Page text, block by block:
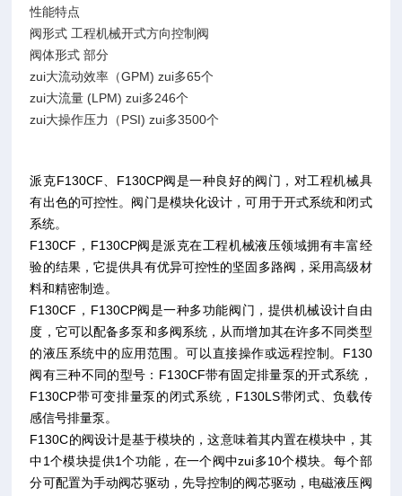
性能特点
阀形式 工程机械开式方向控制阀
阀体形式 部分
zui大流动效率（GPM) zui多65个
zui大流量 (LPM) zui多246个
zui大操作压力（PSI) zui多3500个
派克F130CF、F130CP阀是一种良好的阀门，对工程机械具
有出色的可控性。阀门是模块化设计，可用于开式系统和闭式
系统。
F130CF，F130CP阀是派克在工程机械液压领域拥有丰富经
验的结果，它提供具有优异可控性的坚固多路阀，采用高级材
料和精密制造。
F130CF，F130CP阀是一种多功能阀门，提供机械设计自由
度，它可以配备多泵和多阀系统，从而增加其在许多不同类型
的液压系统中的应用范围。可以直接操作或远程控制。F130
阀有三种不同的型号：F130CF带有固定排量泵的开式系统，
F130CP带可变排量泵的闭式系统，F130LS带闭式、负载传
感信号排量泵。
F130C的阀设计是基于模块的，这意味着其内置在模块中，其
中1个模块提供1个功能，在一个阀中zui多10个模块。每个部
分可配置为手动阀芯驱动，先导控制的阀芯驱动，电磁液压阀